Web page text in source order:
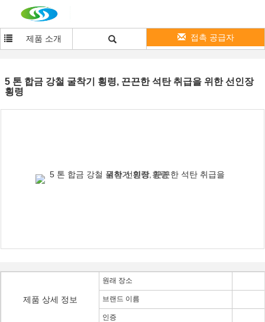
제품 소개 접촉 공급자
5 톤 합금 강철 굴착기 횡령, 끈끈한 석탄 취급을 위한 선인장
횡령
제품 상세 정보
원래 장소
브랜드 이름
인증